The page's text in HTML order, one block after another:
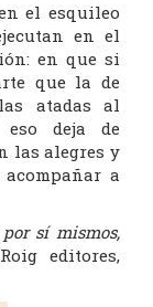
el esquileo
en el
en que si
que la de
atadas al
deja de
las alegres y
a
sí mismos,
editores,